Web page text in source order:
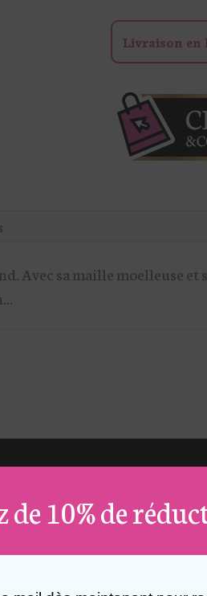
Livraison en
Avec sa maille moelleuse
10% de